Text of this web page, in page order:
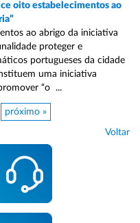
oito estabelecimentos ao
ao abrigo da iniciativa
proteger e
portugueses da cidade
uma iniciativa
“o ...
próximo »
Voltar